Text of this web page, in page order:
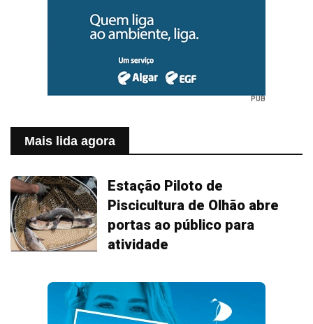
PUB
Mais lida agora
Estação Piloto de
Piscicultura de Olhão abre
portas ao público para
atividade